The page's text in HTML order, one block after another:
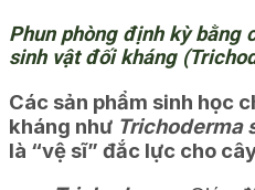
Phun phòng định kỳ bằng
sinh vật đối kháng
Các sản phẩm sinh học
kháng như Trichoderma
là “vệ sĩ” đắc lực cho